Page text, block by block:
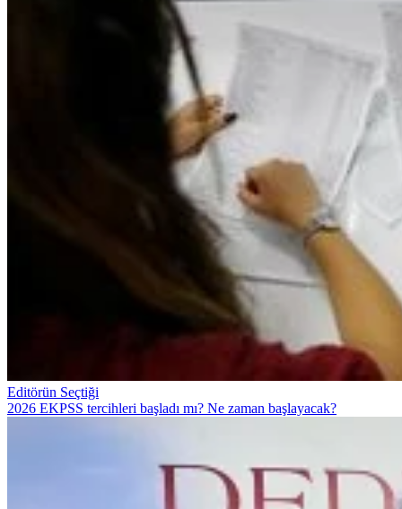
Editörün Seçtiği
2026 EKPSS tercihleri başladı mı? Ne zaman başlayacak?